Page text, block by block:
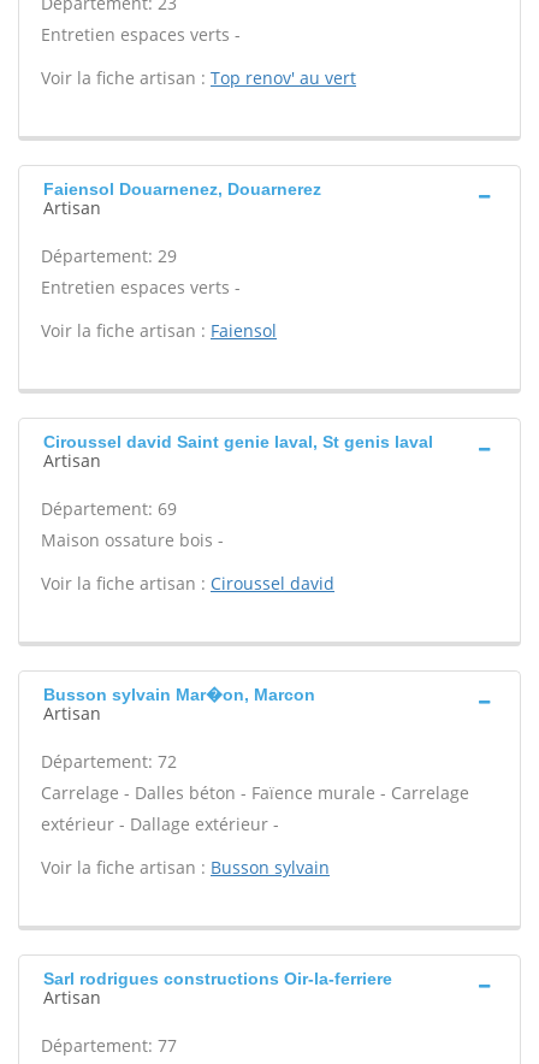
Entretien espaces verts -
Voir la fiche artisan : Top renov' au vert
Faiensol Douarnenez, Douarnerez
Artisan
Département: 29
Entretien espaces verts -
Voir la fiche artisan : Faiensol
Ciroussel david Saint genie laval, St genis laval
Artisan
Département: 69
Maison ossature bois -
Voir la fiche artisan : Ciroussel david
Busson sylvain Mar�on, Marcon
Artisan
Département: 72
Carrelage - Dalles béton - Faïence murale - Carrelage
extérieur - Dallage extérieur -
Voir la fiche artisan : Busson sylvain
Sarl rodrigues constructions Oir-la-ferriere
Artisan
Département: 77